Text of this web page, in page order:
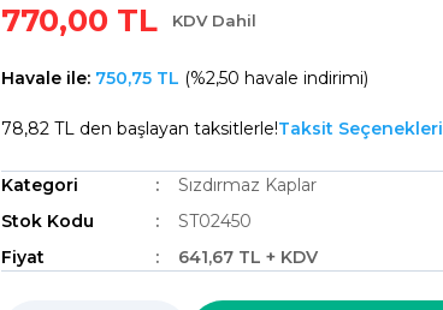
770,00 TL
KDV Dahil
Havale ile: 750,75 TL (%2,50 havale indirimi)
78,82 TL den başlayan taksitlerle!Taksit Seçenekleri
Kategori
Sızdırmaz Kaplar
Stok Kodu
ST02450
Fiyat
641,67 TL + KDV